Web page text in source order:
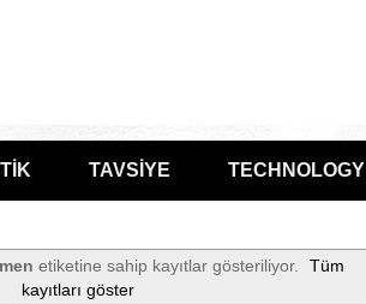
TAVSİYE TECHNOLOGY
etiketine sahip kayıtlar gösteriliyor.
Tüm
kayıtları göster